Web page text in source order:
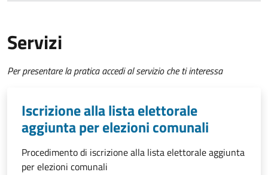
Servizi
Per presentare la pratica accedi al servizio che ti interessa
Iscrizione alla lista elettorale
aggiunta per elezioni comunali
Procedimento di iscrizione alla lista elettorale aggiunta
per elezioni comunali